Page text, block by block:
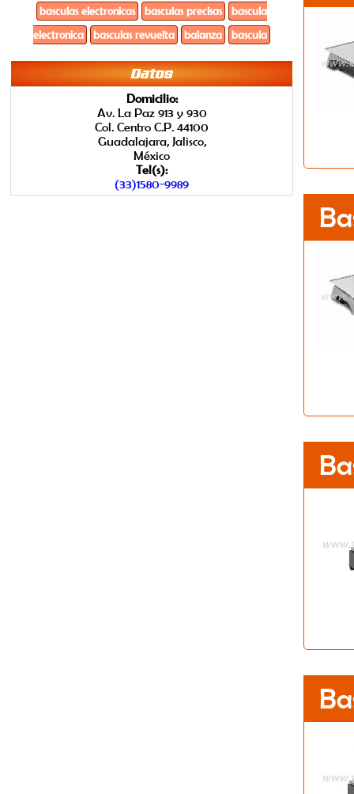
basculas electronicas
basculas precisas
bascula
electronica
basculas revuelta balanza bascula
Datos
Domicilio:
Av. La Paz 913 y 930
Col. Centro C.P. 44100
Guadalajara, Jalisco,
México
Tel(s):
(33)1580-9989